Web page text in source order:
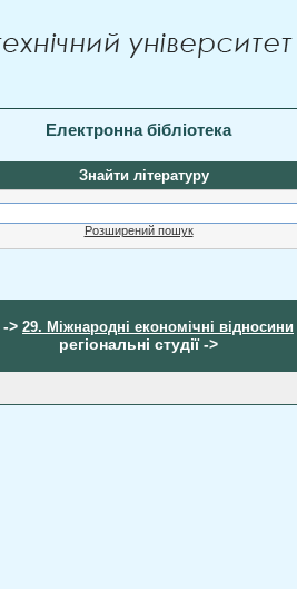
Електронна бібліотека
Знайти літературу
Розширений пошук
-> 29. Міжнародні економічні відносини
регіональні студії ->